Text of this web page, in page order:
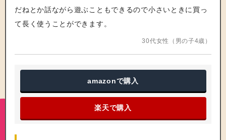
だねとか話ながら遊ぶこともできるので小さいときに買っ
て長く使うことができます。
30代女性（男の子4歳）
amazonで購入
楽天で購入